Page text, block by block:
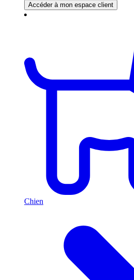
Accéder à mon espace client
Chien